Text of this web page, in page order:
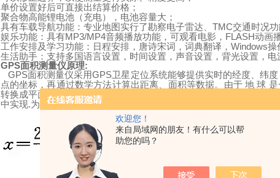
欢迎您！
来自局域网的朋友！有什么可以帮
助您的吗？
单价设置好后可直接出结算价格；
聚合物高能锂电池（充电），电池容量大；
具有车载导航功能：专业地图实行了勘察电子雷达、 TMC交通时况
娱乐功能：具有MP3/MP4音频播放功能，可观看电影， FLASH动画
工作安排及学习功能：日程安排，唐诗宋词，词典翻译， Windows操
生活助手：支持多国语言设置，时间设置，声音设置，背光设置，电
GPS面积测量仪原理:
GPS面积测量仪采用GPS卫星定位系统能够提供实时的经度、纬
点的坐标，再通过数学方法计算出距离、面积等数据。由于 地 球
转换成平面坐标.在我国，对于大比例尺的地图通常采用高斯一克吕
中实现.为了简化计算，我们将地球视为正球体。取地